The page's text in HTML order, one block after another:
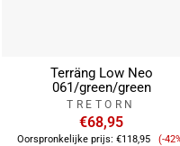
Terräng Low Neo
061/green/green
TRETORN
€68,95
Oorspronkelijke prijs: €118,95 (-